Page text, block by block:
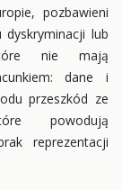
pozbawieni
lub
nie mają
dane i
przeszkód ze
powodują
reprezentacji